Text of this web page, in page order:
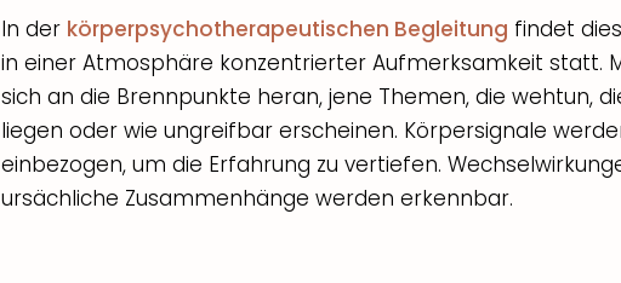
In der körperpsychotherapeutischen Begleitung findet
in einer Atmosphäre konzentrierter Aufmerksamkeit statt.
sich an die Brennpunkte heran, jene Themen, die wehtun,
liegen oder wie ungreifbar erscheinen. Körpersignale
einbezogen, um die Erfahrung zu vertiefen.
ursächliche Zusammenhänge werden erkennbar.